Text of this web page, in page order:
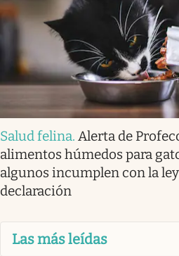
Salud felina. Alerta de
alimentos húmedos para
algunos incumplen con la
declaración
Las más leídas